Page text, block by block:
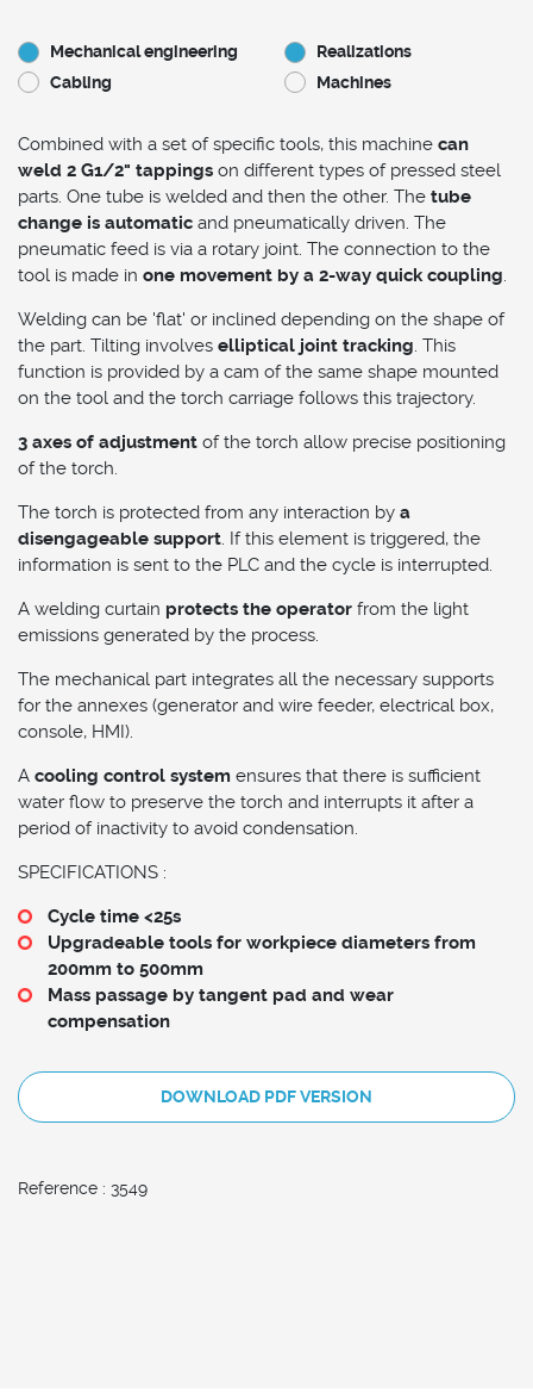
Mechanical engineering
Realizations
Cabling
Machines
Combined with a set of specific tools, this machine can
weld 2 G1/2" tappings on different types of pressed steel
parts. One tube is welded and then the other. The tube
change is automatic and pneumatically driven. The
pneumatic feed is via a rotary joint. The connection to the
tool is made in one movement by a 2-way quick coupling.
Welding can be 'flat' or inclined depending on the shape of
the part. Tilting involves elliptical joint tracking. This
function is provided by a cam of the same shape mounted
on the tool and the torch carriage follows this trajectory.
3 axes of adjustment of the torch allow precise positioning
of the torch.
The torch is protected from any interaction by a
disengageable support. If this element is triggered, the
information is sent to the PLC and the cycle is interrupted.
A welding curtain protects the operator from the light
emissions generated by the process.
The mechanical part integrates all the necessary supports
for the annexes (generator and wire feeder, electrical box,
console, HMI).
A cooling control system ensures that there is sufficient
water flow to preserve the torch and interrupts it after a
period of inactivity to avoid condensation.
SPECIFICATIONS :
Cycle time <25s
Upgradeable tools for workpiece diameters from
200mm to 500mm
Mass passage by tangent pad and wear
compensation
DOWNLOAD PDF VERSION
Reference : 3549